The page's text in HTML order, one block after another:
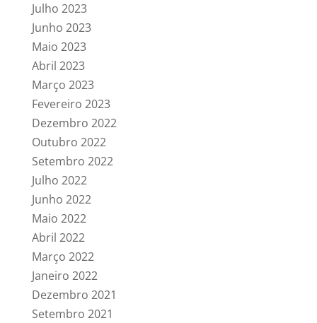
Julho 2023
Junho 2023
Maio 2023
Abril 2023
Março 2023
Fevereiro 2023
Dezembro 2022
Outubro 2022
Setembro 2022
Julho 2022
Junho 2022
Maio 2022
Abril 2022
Março 2022
Janeiro 2022
Dezembro 2021
Setembro 2021